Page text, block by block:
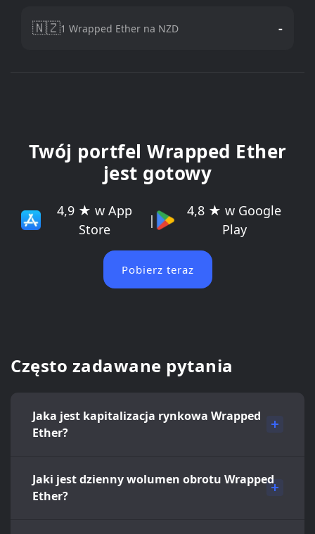
🇳🇿1 Wrapped Ether na NZD -
Twój portfel Wrapped Ether
jest gotowy
4,9 ★ w App
Store
|
4,8 ★ w Google
Play
Pobierz teraz
Często zadawane pytania
Jaka jest kapitalizacja rynkowa Wrapped
Ether?
Jaki jest dzienny wolumen obrotu Wrapped
Ether?